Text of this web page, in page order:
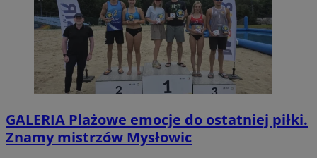
GALERIA Plażowe emocje do ostatniej piłki.
Znamy mistrzów Mysłowic